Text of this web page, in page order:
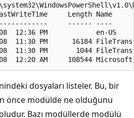
Length Name
------ ----
12:36 PM            en-US
11:30 PM      16184
11:30 PM       1044
dosyaları listeler. Bu, bir
önce modülde ne olduğunu
Bazı modüllerde modülü